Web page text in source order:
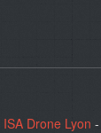
ISA Drone Lyon -